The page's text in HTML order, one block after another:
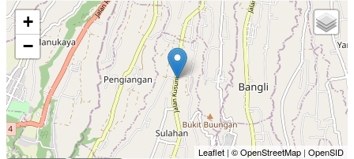
+
−
Leaflet |© OpenStreetMap | OpenSID